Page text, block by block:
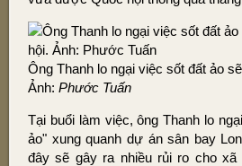
Ông Thanh lo ngại việc sốt đất ảo
Ảnh: Phước Tuấn
Tại buổi làm việc, ông Thanh lo
ảo" xung quanh dự án sân bay
đây sẽ gây ra nhiều rủi ro cho xã